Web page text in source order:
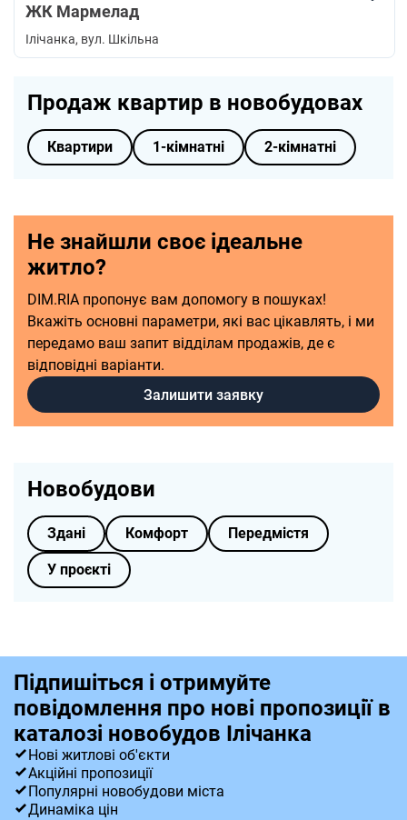
ЖК Мармелад
Ілічанка, вул. Шкільна
Продаж квартир в новобудовах
Квартири 1-кімнатні 2-кімнатні
Не знайшли своє ідеальне
житло?
DIM.RIA пропонує вам допомогу в пошуках!
Вкажіть основні параметри, які вас цікавлять, і ми
передамо ваш запит відділам продажів, де є
відповідні варіанти.
Залишити заявку
Новобудови
Здані Комфорт Передмістя
У проєкті
Підпишіться і отримуйте
повідомлення про нові пропозиції в
каталозі новобудов Ілічанка
Нові житлові об'єкти
Акційні пропозиції
Популярні новобудови міста
Динаміка цін